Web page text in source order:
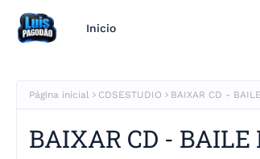
Inicio
Página inicial CDSESTUDIO BAIXAR CD -
BAIXAR CD - BAILE